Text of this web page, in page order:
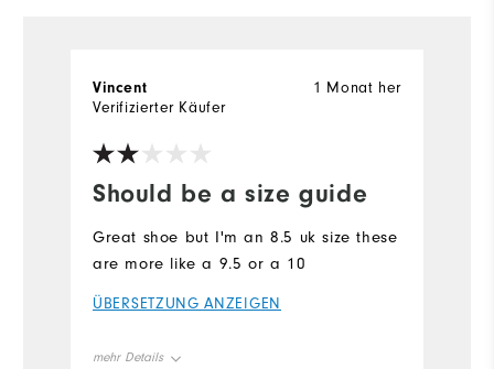
Should be a size guide
1 Monat her
Vincent
Verifizierter Käufer
Great shoe but I'm an 8.5 uk size these
are more like a 9.5 or a 10
ÜBERSETZUNG ANZEIGEN
mehr Details